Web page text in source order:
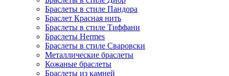
Браслеты в стиле Пандора
Браслет Красная нить
Браслеты в стиле Тиффани
Браслеты Hermes
Браслеты в стиле Сваровски
Металлические браслеты
Кожаные браслеты
Браслеты из камней